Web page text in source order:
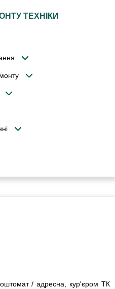
ТЕХНІКИ
/ адресна, кур'єром ТК